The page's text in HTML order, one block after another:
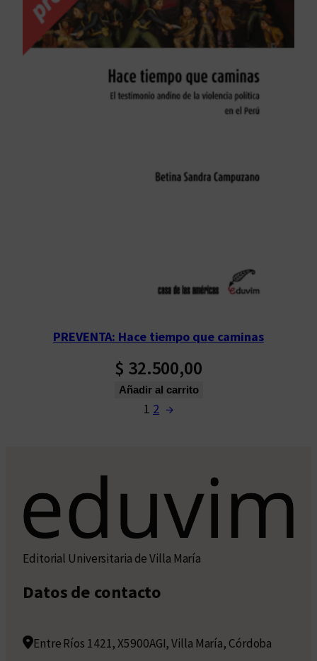
PREVENTA: Hace tiempo que caminas
$ 32.500,00
Añadir al carrito
1 2 →
Editorial Universitaria de Villa María
Datos de contacto
Entre Ríos 1421, X5900AGI, Villa María, Córdoba